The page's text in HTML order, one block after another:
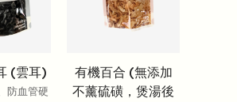
(雲耳)
防血管硬
有機百合 (無添加
不薰硫磺，煲湯後